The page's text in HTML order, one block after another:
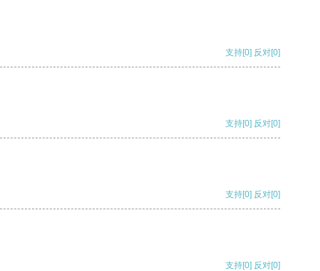
支持[0] 反对[0]
支持[0] 反对[0]
支持[0] 反对[0]
支持[0] 反对[0]